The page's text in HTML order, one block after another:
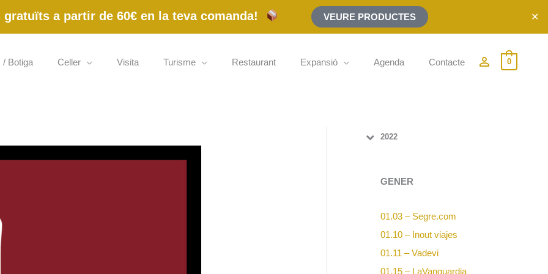
a partir de 60€ en la teva comanda! VEURE PRODUCTES ✕
/ Botiga Celler Visita Turisme Restaurant Expansió Agenda Contacte person_outline 0
2022
GENER
01.03 – Segre.com
01.10 – Inout viajes
01.11 – Vadevi
01.15 – LaVanguardia